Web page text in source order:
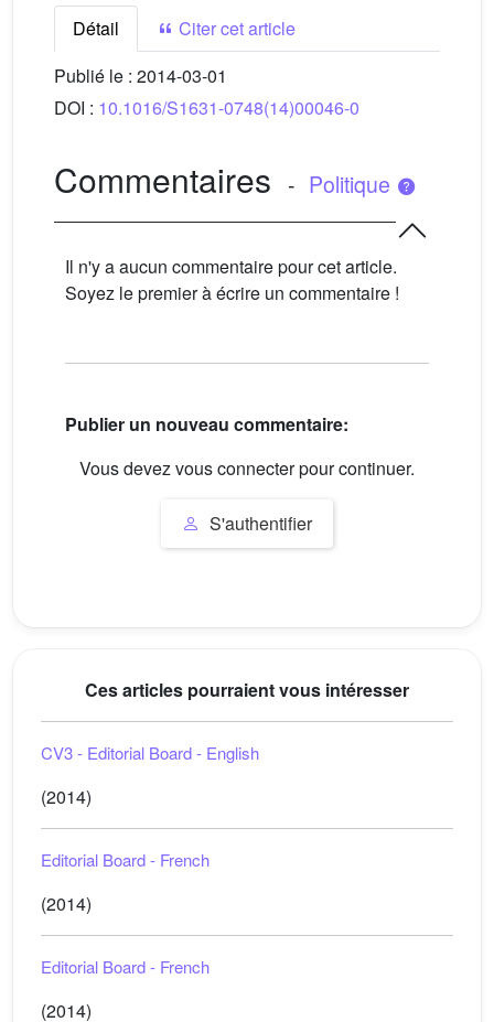
Détail
Citer cet article
Publié le : 2014-03-01
DOI : 10.1016/S1631-0748(14)00046-0
Commentaires - Politique
Il n'y a aucun commentaire pour cet article.
Soyez le premier à écrire un commentaire !
Publier un nouveau commentaire:
Vous devez vous connecter pour continuer.
S'authentifier
Ces articles pourraient vous intéresser
CV3 - Editorial Board - English
(2014)
Editorial Board - French
(2014)
Editorial Board - French
(2014)